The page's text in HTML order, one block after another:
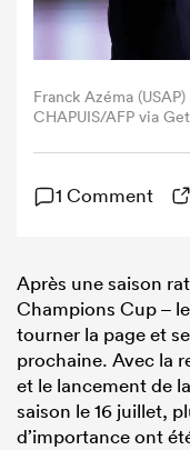
Franck Azéma
CHAPUIS/AFP via
1 Comment
Après une saison
Champions Cup –
tourner la page et
prochaine. Avec la
et le lancement de
saison le 16 juillet,
d’importance ont